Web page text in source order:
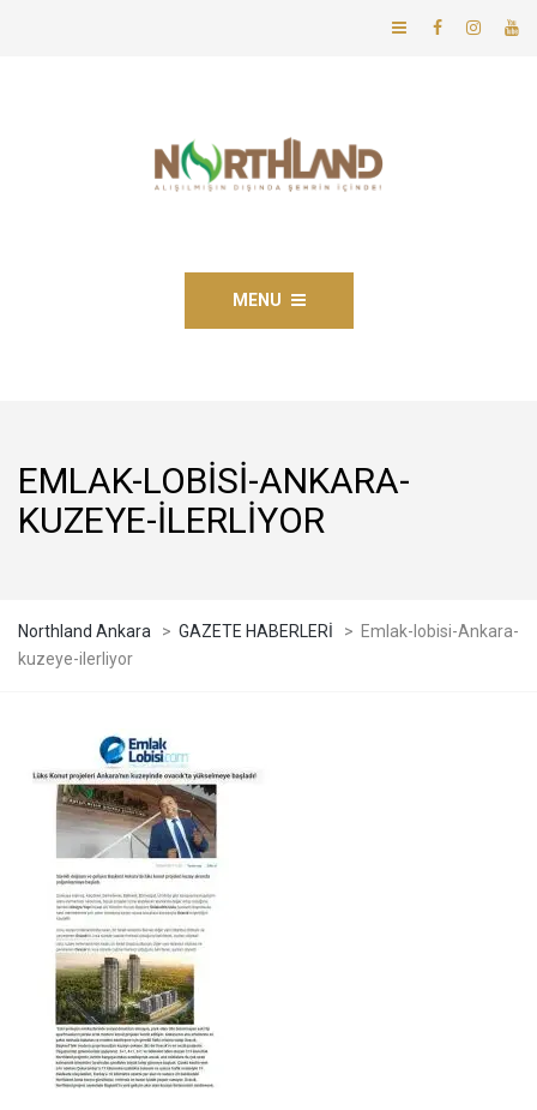
MENU
EMLAK-LOBISI-ANKARA-
KUZEYE-ILERLIYOR
Northland Ankara > GAZETE HABERLERİ > Emlak-lobisi-Ankara-
kuzeye-ilerliyor